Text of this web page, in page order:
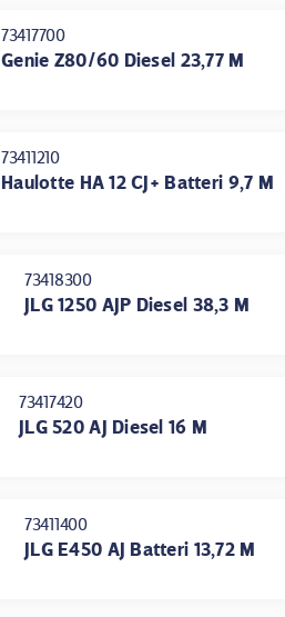
73417700
Genie Z80/60 Diesel 23,77 M
73411210
Haulotte HA 12 CJ+ Batteri 9,7 M
73418300
JLG 1250 AJP Diesel 38,3 M
73417420
JLG 520 AJ Diesel 16 M
73411400
JLG E450 AJ Batteri 13,72 M